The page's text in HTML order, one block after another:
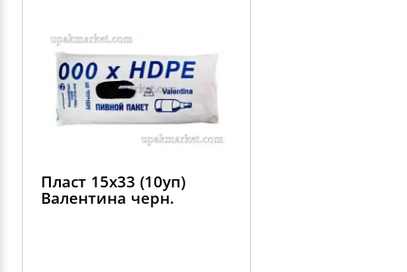
Пласт 15х33 (10уп)
Валентина черн.